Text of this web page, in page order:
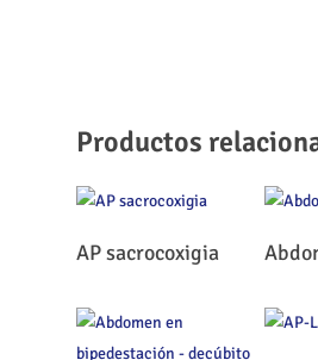
Productos
Leer Más
AP sacrocoxigia